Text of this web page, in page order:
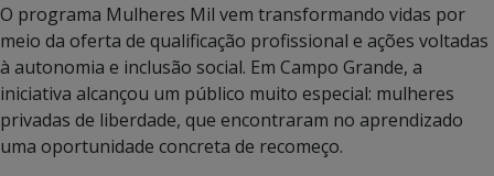
O programa Mulheres Mil vem transformando vidas por
meio da oferta de qualificação profissional e ações voltadas
à autonomia e inclusão social. Em Campo Grande, a
iniciativa alcançou um público muito especial: mulheres
privadas de liberdade, que encontraram no aprendizado
uma oportunidade concreta de recomeço.